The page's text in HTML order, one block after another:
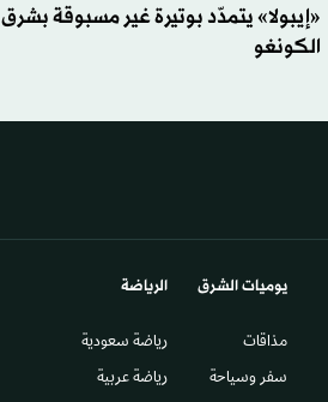
«إيبولا» يتمدّد بوتيرة غير مسبوقة بشرق
الكونغو
يوميات الشرق​
مذاقات
سفر وسياحة
الرياضة
رياضة سعودية
رياضة عربية